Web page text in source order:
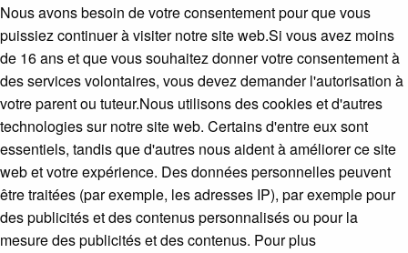
Nous avons besoin de votre consentement pour que vous
puissiez continuer à visiter notre site web.Si vous avez moins
de 16 ans et que vous souhaitez donner votre consentement à
des services volontaires, vous devez demander l'autorisation à
votre parent ou tuteur.Nous utilisons des cookies et d'autres
technologies sur notre site web. Certains d'entre eux sont
essentiels, tandis que d'autres nous aident à améliorer ce site
web et votre expérience. Des données personnelles peuvent
être traitées (par exemple, les adresses IP), par exemple pour
des publicités et des contenus personnalisés ou pour la
mesure des publicités et des contenus. Pour plus